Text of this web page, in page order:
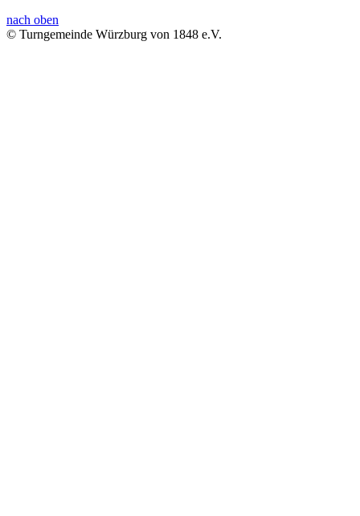
nach oben
© Turngemeinde Würzburg von 1848 e.V.